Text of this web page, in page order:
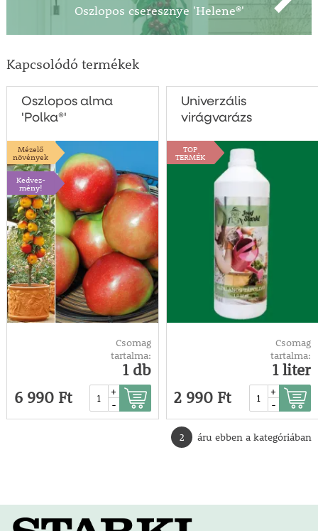
Oszlopos cseresznye 'Helene®'
Kapcsolódó termékek
Oszlopos alma
'Polka®'
Mézelő
növények
Kedvez-
mény!
Csomag
tartalma:
1 db
6 990 Ft
+
-
Univerzális
virágvarázs
TOP
TERMÉK
Csomag
tartalma:
1 liter
2 990 Ft
+
-
2 áru ebben a kategóriában